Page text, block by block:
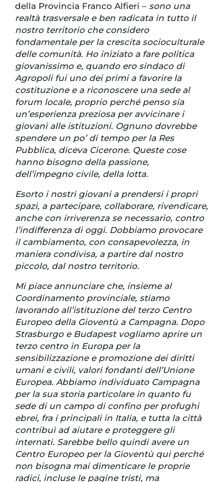
della Provincia Franco Alfieri – sono una
realtà trasversale e ben radicata in tutto il
nostro territorio che considero
fondamentale per la crescita socioculturale
delle comunità. Ho iniziato a fare politica
giovanissimo e, quando ero sindaco di
Agropoli fui uno dei primi a favorire la
costituzione e a riconoscere una sede al
forum locale, proprio perché penso sia
un’esperienza preziosa per avvicinare i
giovani alle istituzioni. Ognuno dovrebbe
spendere un po’ di tempo per la Res
Pubblica, diceva Cicerone. Queste cose
hanno bisogno della passione,
dell’impegno civile, della lotta.
Esorto i nostri giovani a prendersi i propri
spazi, a partecipare, collaborare, rivendicare,
anche con irriverenza se necessario, contro
l’indifferenza di oggi. Dobbiamo provocare
il cambiamento, con consapevolezza, in
maniera condivisa, a partire dal nostro
piccolo, dal nostro territorio.
Mi piace annunciare che, insieme al
Coordinamento provinciale, stiamo
lavorando all’istituzione del terzo Centro
Europeo della Gioventù a Campagna. Dopo
Strasburgo e Budapest vogliamo aprire un
terzo centro in Europa per la
sensibilizzazione e promozione dei diritti
umani e civili, valori fondanti dell’Unione
Europea. Abbiamo individuato Campagna
per la sua storia particolare in quanto fu
sede di un campo di confino per profughi
ebrei, fra i principali in Italia, e tutta la città
contribuì ad aiutare e proteggere gli
internati. Sarebbe bello quindi avere un
Centro Europeo per la Gioventù qui perché
non bisogna mai dimenticare le proprie
radici, incluse le pagine tristi, ma